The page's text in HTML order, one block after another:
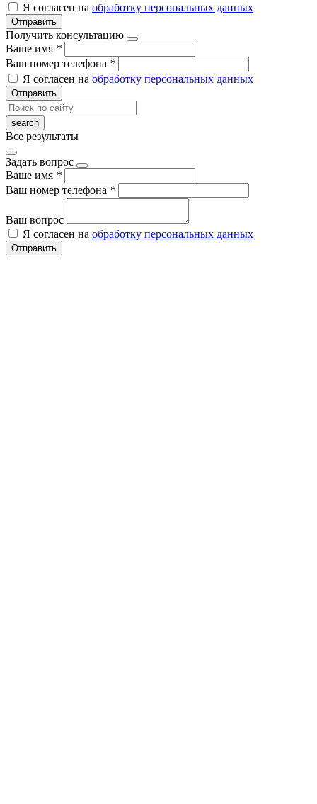
Я согласен на обработку персональных данных
Отправить
Получить консультацию
Ваше имя *
Ваш номер телефона *
Я согласен на обработку персональных данных
Отправить
Все результаты
Задать вопрос
Ваше имя *
Ваш номер телефона *
Ваш вопрос
Я согласен на обработку персональных данных
Отправить